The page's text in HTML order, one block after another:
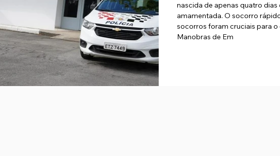
nascida de apenas quatro
amamentada. O socorro
socorros foram cruciais para
Manobras de Em